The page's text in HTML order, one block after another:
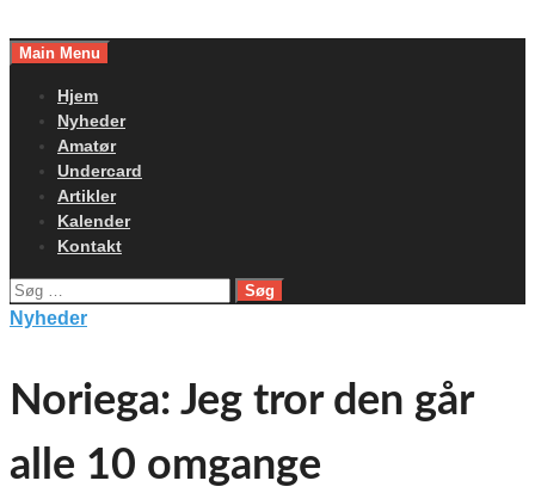
toMain Menu
Hjem
Nyheder
Amatør
Undercard
Artikler
Kalender
Kontakt
Søg
efter:
Nyheder
Noriega: Jeg tror den går
alle 10 omgange